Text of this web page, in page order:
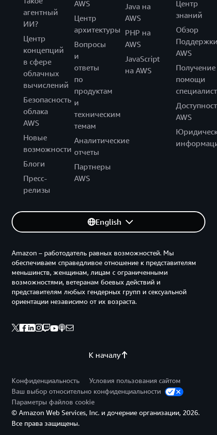
агентный
ИИ?
Центр
концепций
в сфере
облачных
вычислений
Безопасность
облака
AWS
Новые
возможности
Блоги
Пресс-
релизы
AWS
Центр
архитектуры
Вопросы
и
ответы
по
продуктам
и
техническим
темам
Аналитические
отчеты
Партнеры
AWS
Java на
AWS
PHP на
AWS
JavaScript
на AWS
Центр
знаний
Обзор
AWS
Получение
помощи
AWS
English
К началу
Amazon – работодатель равных возможностей. Мы
обеспечиваем справедливое отношение к представителям
меньшинств, женщинам, лицам с ограниченными
возможностями, ветеранам боевых действий и
представителям любых гендерных групп и сексуальной
ориентации независимо от их возраста.
Конфиденциальность
Условия пользования сайтом
Ваш выбор относительно конфиденциальности
Параметры файлов cookie
© Amazon Web Services, Inc. и дочерние организации, 2026.
Все права защищены.